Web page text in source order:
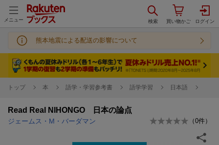
メニュー
熊本地震による配送の影響について
トップ 本 語学・学習参考書 語学学習 日本語
Read Real NIHONGO 日本の論点
ジェームス・M・バーダマン （0件）